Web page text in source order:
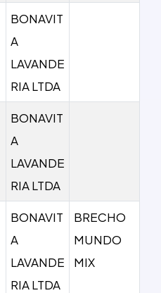
BONAVIT
A
LAVANDE
RIA LTDA
BONAVIT
A
LAVANDE
RIA LTDA
BONAVIT
A
LAVANDE
RIA LTDA
BRECHO
MUNDO
MIX